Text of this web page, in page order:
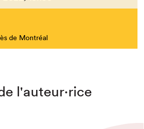
de Montréal
l'auteur·rice